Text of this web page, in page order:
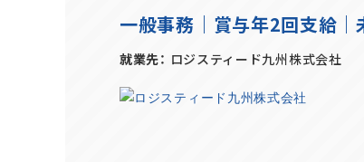
一般事務｜賞与年2回支給
就業先 ロジスティード九州株式会社